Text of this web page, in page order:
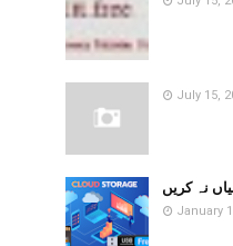
July 15,
January